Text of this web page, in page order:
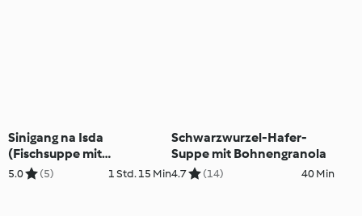
Sinigang na Isda
(Fischsuppe mit
Tamarinde)
5.0 (5) 1 Std. 15 Min
Schwarzwurzel-Hafer-
Suppe mit Bohnengranola
4.7 (14) 40 Min